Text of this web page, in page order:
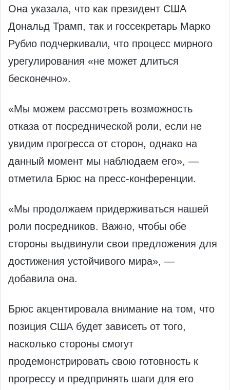
Она указала, что как президент США
Дональд Трамп, так и госсекретарь Марко
Рубио подчеркивали, что процесс мирного
урегулирования «не может длиться
бесконечно».
«Мы можем рассмотреть возможность
отказа от посреднической роли, если не
увидим прогресса от сторон, однако на
данный момент мы наблюдаем его», —
отметила Брюс на пресс-конференции.
«Мы продолжаем придерживаться нашей
роли посредников. Важно, чтобы обе
стороны выдвинули свои предложения для
достижения устойчивого мира», —
добавила она.
Брюс акцентировала внимание на том, что
позиция США будет зависеть от того,
насколько стороны смогут
продемонстрировать свою готовность к
прогрессу и предпринять шаги для его